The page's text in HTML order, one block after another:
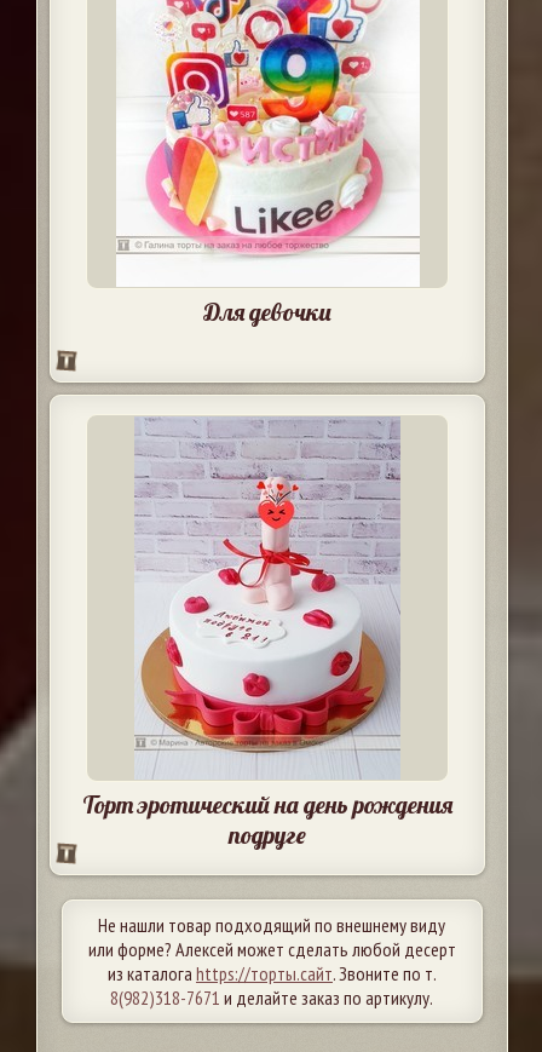
Для девочки
Торт эротический на день рождения
подруге
Не нашли товар подходящий по внешнему виду
или форме? Алексей может сделать любой десерт
из каталога https://торты.сайт. Звоните по т.
8(982)318-7671 и делайте заказ по артикулу.